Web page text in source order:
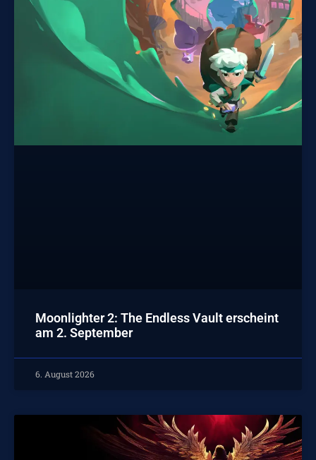
Moonlighter 2: The Endless Vault erscheint
am 2. September
6. August 2026